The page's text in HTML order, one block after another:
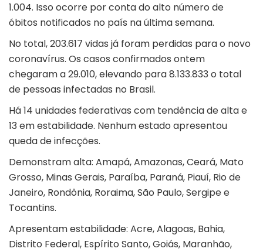
1.004. Isso ocorre por conta do alto número de
óbitos notificados no país na última semana.
No total, 203.617 vidas já foram perdidas para o novo
coronavírus. Os casos confirmados ontem
chegaram a 29.010, elevando para 8.133.833 o total
de pessoas infectadas no Brasil.
Há 14 unidades federativas com tendência de alta e
13 em estabilidade. Nenhum estado apresentou
queda de infecções.
Demonstram alta: Amapá, Amazonas, Ceará, Mato
Grosso, Minas Gerais, Paraíba, Paraná, Piauí, Rio de
Janeiro, Rondônia, Roraima, São Paulo, Sergipe e
Tocantins.
Apresentam estabilidade: Acre, Alagoas, Bahia,
Distrito Federal, Espírito Santo, Goiás, Maranhão,